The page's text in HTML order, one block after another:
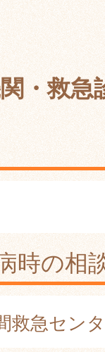
・救急
時の相
救急セン